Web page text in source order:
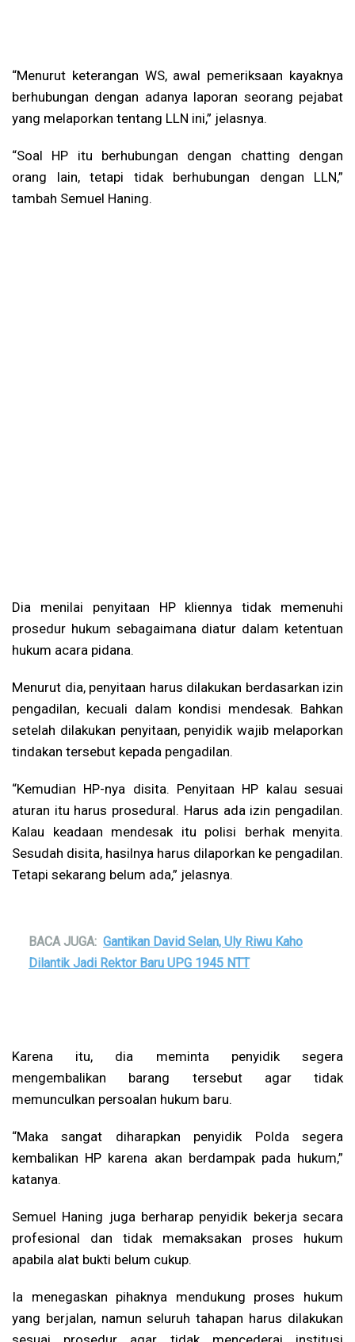
“Menurut keterangan WS, awal pemeriksaan kayaknya
berhubungan dengan adanya laporan seorang pejabat
yang melaporkan tentang LLN ini,” jelasnya.
“Soal HP itu berhubungan dengan chatting dengan
orang lain, tetapi tidak berhubungan dengan LLN,”
tambah Semuel Haning.
Dia menilai penyitaan HP kliennya tidak memenuhi
prosedur hukum sebagaimana diatur dalam ketentuan
hukum acara pidana.
Menurut dia, penyitaan harus dilakukan berdasarkan izin
pengadilan, kecuali dalam kondisi mendesak. Bahkan
setelah dilakukan penyitaan, penyidik wajib melaporkan
tindakan tersebut kepada pengadilan.
“Kemudian HP-nya disita. Penyitaan HP kalau sesuai
aturan itu harus prosedural. Harus ada izin pengadilan.
Kalau keadaan mendesak itu polisi berhak menyita.
Sesudah disita, hasilnya harus dilaporkan ke pengadilan.
Tetapi sekarang belum ada,” jelasnya.
BACA JUGA: Gantikan David Selan, Uly Riwu Kaho
Dilantik Jadi Rektor Baru UPG 1945 NTT
Karena itu, dia meminta penyidik segera
mengembalikan barang tersebut agar tidak
memunculkan persoalan hukum baru.
“Maka sangat diharapkan penyidik Polda segera
kembalikan HP karena akan berdampak pada hukum,”
katanya.
Semuel Haning juga berharap penyidik bekerja secara
profesional dan tidak memaksakan proses hukum
apabila alat bukti belum cukup.
Ia menegaskan pihaknya mendukung proses hukum
yang berjalan, namun seluruh tahapan harus dilakukan